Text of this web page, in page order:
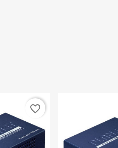
favorite_border